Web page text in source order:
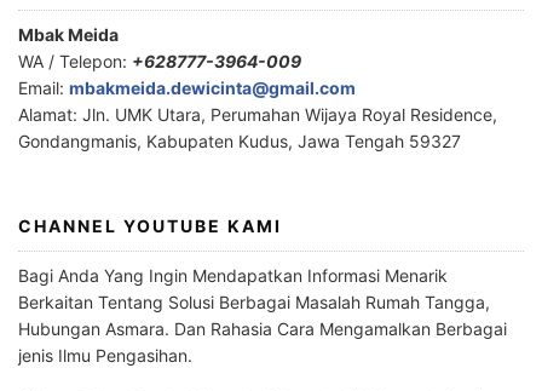
Mbak Meida
WA / Telepon: +628777-3964-009
Email: mbakmeida.dewicinta@gmail.com
Alamat: Jln. UMK Utara, Perumahan Wijaya Royal Residence,
Gondangmanis, Kabupaten Kudus, Jawa Tengah 59327
CHANNEL YOUTUBE KAMI
Bagi Anda Yang Ingin Mendapatkan Informasi Menarik
Berkaitan Tentang Solusi Berbagai Masalah Rumah Tangga,
Hubungan Asmara. Dan Rahasia Cara Mengamalkan Berbagai
jenis Ilmu Pengasihan.